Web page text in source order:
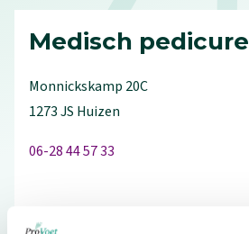
Medisch pedicure
Monnickskamp 20C
1273 JS Huizen
06-28 44 57 33